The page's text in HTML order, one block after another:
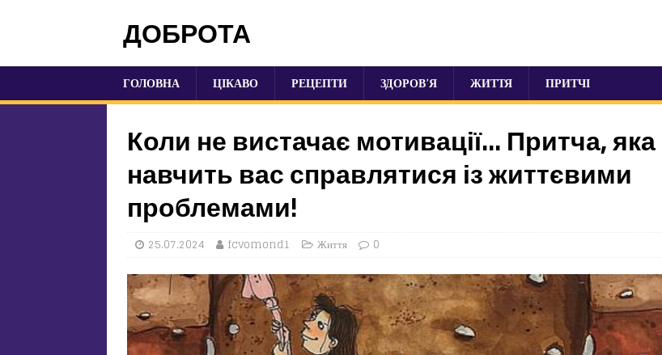
ДОБРОТА
ГОЛОВНА ЦІКАВО РЕЦЕПТИ ЗДОРОВ’Я ЖИТТЯ ПРИТЧІ
Коли не вистачає мотивації… Притча, яка
навчить вас справлятися із життєвими
проблемами!
25.07.2024 fcvomond1 Життя 0